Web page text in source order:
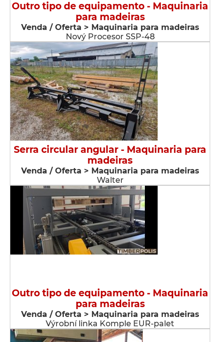
Outro tipo de equipamento - Maquinaria
para madeiras
Venda / Oferta > Maquinaria para madeiras
Nový Procesor SSP-48
Serra circular angular - Maquinaria para
madeiras
Venda / Oferta > Maquinaria para madeiras
Walter
Outro tipo de equipamento - Maquinaria
para madeiras
Venda / Oferta > Maquinaria para madeiras
Výrobní linka Komple EUR-palet